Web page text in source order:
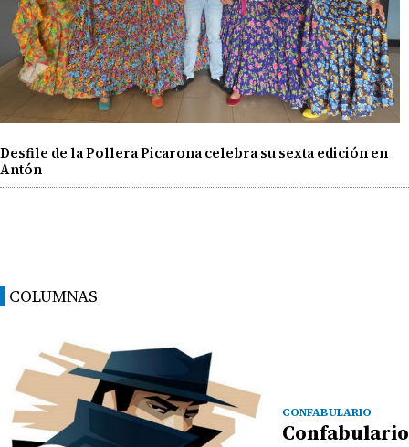
Desfile de la Pollera Picarona celebra su sexta edición en
Antón
COLUMNAS
CONFABULARIO
Confabulario